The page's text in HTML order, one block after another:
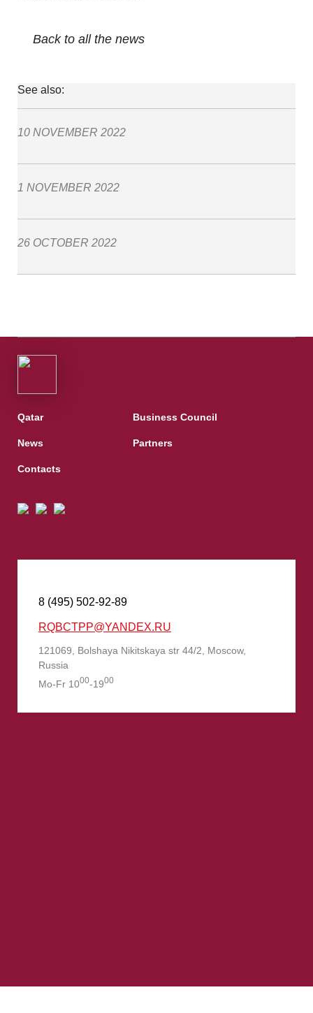
Back to all the news
See also:
10 NOVEMBER 2022
1 NOVEMBER 2022
26 OCTOBER 2022
Qatar Business Council
News Partners
Contacts
8 (495) 502-92-89
RQBCTPP@YANDEX.RU
121069, Bolshaya Nikitskaya str 44/2, Moscow,
Russia
Mo-Fr 1000-1900